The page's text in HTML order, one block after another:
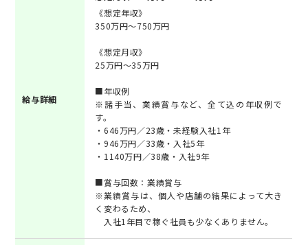
給与詳細
《想定年収》
350万円～750万円
《想定月収》
25万円～35万円
■年収例
※諸手当、業績賞与など、全て込の年収例で
す。
・646万円／23歳・未経験入社1年
・946万円／33歳・入社5年
・1140万円／38歳・入社9年
■賞与回数：業績賞与
※業績賞与は、個人や店舗の結果によって大き
く変わるため、
入社1年目で稼ぐ社員も少なくありません。